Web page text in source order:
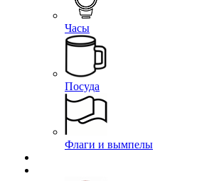
Часы
Посуда
Флаги и вымпелы